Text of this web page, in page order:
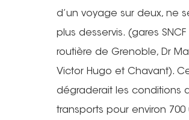
d’un voyage sur deux, ne
plus desservis. (gares SNCF
routière de Grenoble, Dr
Victor Hugo et Chavant).
dégraderait les conditions
transports pour environ 700